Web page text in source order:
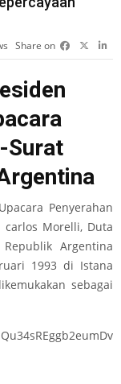
Share on
Surat
Penyerahan
carlos Morelli, Duta
Argentina
1993 di Istana
sebagai